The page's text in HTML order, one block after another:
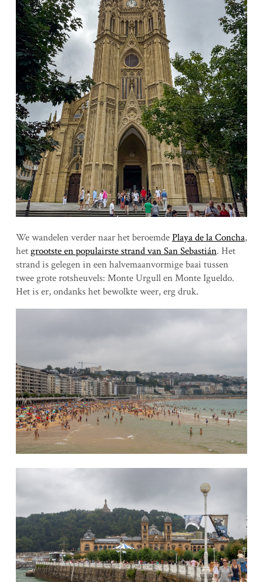
We wandelen verder naar het beroemdePlaya de la Concha,
hetgrootste en populairste strand van San Sebastián. Het
strand is gelegen in een halvemaanvormige baai tussen
twee grote rotsheuvels: Monte Urgull en Monte Igueldo.
Het is er, ondanks het bewolkte weer, erg druk.